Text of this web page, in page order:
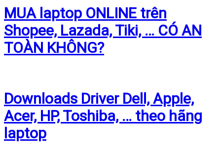
MUA laptop ONLINE trên
Shopee, Lazada, Tiki, … CÓ AN
TOÀN KHÔNG?
Downloads Driver Dell, Apple,
Acer, HP, Toshiba, … theo hãng
laptop